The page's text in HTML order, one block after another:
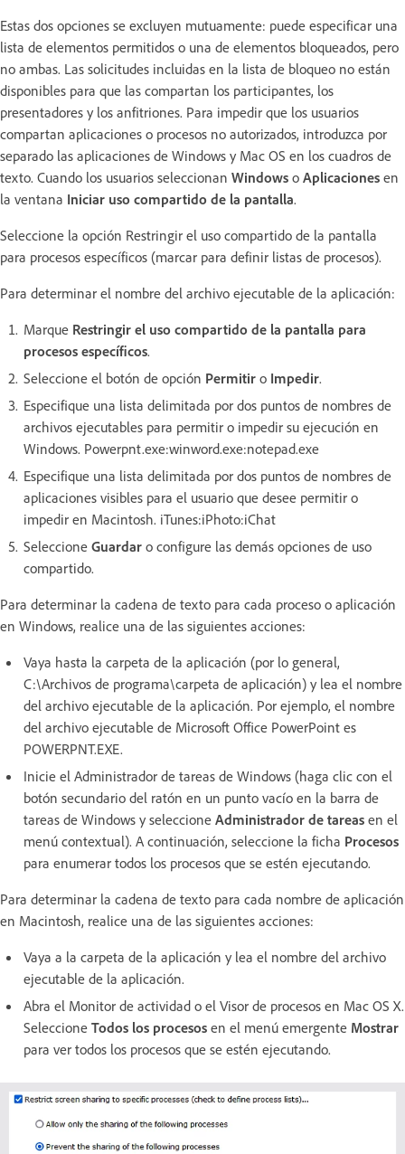
Estas dos opciones se excluyen mutuamente: puede especificar una
lista de elementos permitidos o una de elementos bloqueados, pero
no ambas. Las solicitudes incluidas en la lista de bloqueo no están
disponibles para que las compartan los participantes, los
presentadores y los anfitriones. Para impedir que los usuarios
compartan aplicaciones o procesos no autorizados, introduzca por
separado las aplicaciones de Windows y Mac OS en los cuadros de
texto. Cuando los usuarios seleccionan Windows o Aplicaciones en
la ventana Iniciar uso compartido de la pantalla.
Seleccione la opción Restringir el uso compartido de la pantalla
para procesos específicos (marcar para definir listas de procesos).
Para determinar el nombre del archivo ejecutable de la aplicación:
Marque Restringir el uso compartido de la pantalla para
procesos específicos.
Seleccione el botón de opción Permitir o Impedir.
Especifique una lista delimitada por dos puntos de nombres de
archivos ejecutables para permitir o impedir su ejecución en
Windows. Powerpnt.exe:winword.exe:notepad.exe
Especifique una lista delimitada por dos puntos de nombres de
aplicaciones visibles para el usuario que desee permitir o
impedir en Macintosh. iTunes:iPhoto:iChat
Seleccione Guardar o configure las demás opciones de uso
compartido.
Para determinar la cadena de texto para cada proceso o aplicación
en Windows, realice una de las siguientes acciones:
Vaya hasta la carpeta de la aplicación (por lo general,
C:\Archivos de programa\carpeta de aplicación) y lea el nombre
del archivo ejecutable de la aplicación. Por ejemplo, el nombre
del archivo ejecutable de Microsoft Office PowerPoint es
POWERPNT.EXE.
Inicie el Administrador de tareas de Windows (haga clic con el
botón secundario del ratón en un punto vacío en la barra de
tareas de Windows y seleccione Administrador de tareas en el
menú contextual). A continuación, seleccione la ficha Procesos
para enumerar todos los procesos que se estén ejecutando.
Para determinar la cadena de texto para cada nombre de aplicación
en Macintosh, realice una de las siguientes acciones:
Vaya a la carpeta de la aplicación y lea el nombre del archivo
ejecutable de la aplicación.
Abra el Monitor de actividad o el Visor de procesos en Mac OS X.
Seleccione Todos los procesos en el menú emergente Mostrar
para ver todos los procesos que se estén ejecutando.